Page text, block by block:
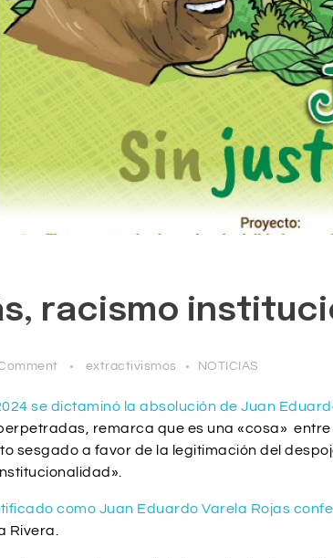
racismo
extractivismos NOTICIAS
se dictaminó la absolución de Juan
remarca que es una «cosa»
sesgado a favor de la legitimación del
como Juan Eduardo Varela Rojas
Rivera.